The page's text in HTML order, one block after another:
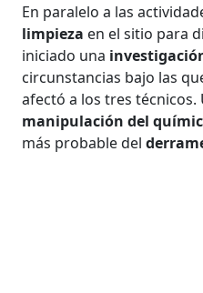
En paralelo a las
limpieza en el sitio para
iniciado una
circunstancias bajo las
afectó a los tres técnicos.
manipulación del
más probable del